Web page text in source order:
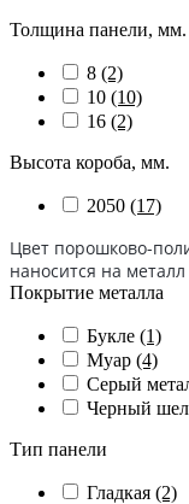
Толщина панели, мм.
8 (2)
10 (10)
16 (2)
Высота короба, мм.
2050 (17)
Цвет порошково-
наносится на
Покрытие металла
Букле (1)
Муар (4)
Серый
Черный
Тип панели
Гладкая (2)